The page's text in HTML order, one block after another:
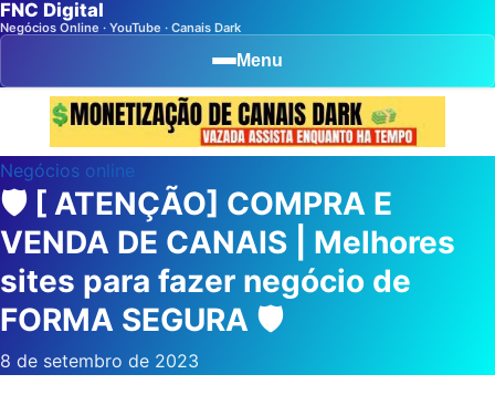
FNC Digital
Negócios Online · YouTube · Canais Dark
Menu
Negócios online
🛡️ [ ATENÇÃO] COMPRA E
VENDA DE CANAIS | Melhores
sites para fazer negócio de
FORMA SEGURA 🛡️
8 de setembro de 2023